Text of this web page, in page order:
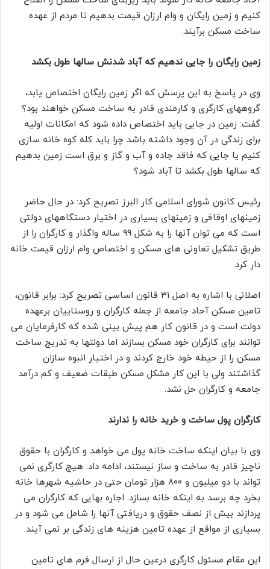
کنیم و زمین رایگان و وام ارزان قیمت بدهیم تا مردم از عهده
ساخت مسکن برآیند.
زمین رایگان را جایی ندهیم که آباد شدنش سالها طول بکشد
وی در پاسخ به این پرسش که اگر زمین رایگان اختصاص یابد،
گروههای کارگری و کارمندی قادر به ساخت مسکن خواهند بود؟
گفت: زمین در جایی باید اختصاص داده شود که امکانات اولیه
برای زندگی در آن وجود داشته باشد چرا باید کله کوه خانه سازی
کنیم یا جایی که فاقد جاده و آب و گاز و برق است زمین بدهیم
که سالها طول بکشد تا آباد شود؟
رئیس کانون شورای اسلامی کار البرز تصریح کرد: در حال حاضر
زمینهای اوقافی و زمینهای بسیاری در اختیار دستگاههای دولتی
است که می توان آنها را به شکل ۹۹ ساله واگذار و کارگران را از
طریق تشکیل تعاونی های مسکن و اختصاص وام ارزان قیمت خانه
دار کرد.
اصلانی با اشاره به اصل ۳۱ قانون اساسی تصریح کرد: برابر قانون،
تامین مسکن آحاد جامعه از جمله کارگران و روستاییان برعهده
دولت است و در قانون کار هم پیش بینی شده که کارفرمایان می
توانند برای کارگران خود مسکن بسازند اما دولتها به تدریج ساخت
مسکن را از حیطه خود خارج کردند و در اختیار انبوه سازان
گذاشتند ولی با این کار مشکل مسکن طبقات ضعیف و کم درآمد
جامعه و کارگران حل نشد.
کارگران پول ساخت و خرید خانه را ندارند
وی با بیان اینکه ساخت خانه پول می خواهد و کارگران با حقوق
ناچیز قادر به ساخت و ساز نیستند، ادامه داد: هیچ کارگری نمی
تواند با دو میلیون و ۸۰۰ هزار تومان حتی در حاشیه شهرها خانه
بخرد چه برسد به اینکه خانه بسازد. اجاره بهایی که کارگران می
پردازند بیش از نصف حقوق و دریافتی آنها را شامل می شود و در
بسیاری از مواقع از عهده تامین هزینه های زندگی بر نمی آیند.
این مقام مسئول کارگری درعین حال از ارسال فرم های تامین